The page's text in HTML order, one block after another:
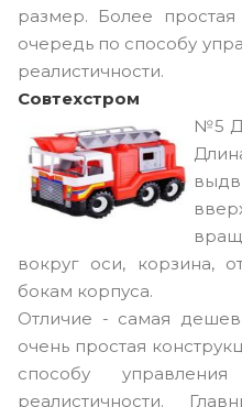
размер. Более
очередь по способу
реалистичности.
Совтехстром
№5
вокруг оси, корзина,
бокам корпуса.
Отличие - самая
очень простая
способу
реалистичности.